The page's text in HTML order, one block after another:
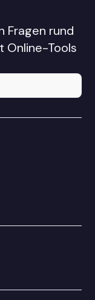
Fragen rund
Online-Tools